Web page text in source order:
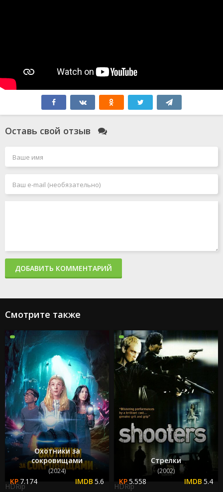
Оставь свой отзыв
ДОБАВИТЬ КОММЕНТАРИЙ
Смотрите также
Охотники за
сокровищами
(2024)
7.174 5.6
HDRip
Стрелки
(2002)
5.558 5.4
HDRip